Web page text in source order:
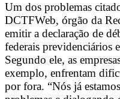
Um dos problemas
DCTFWeb, órgão da
emitir a declaração de
federais previdenciários
Segundo ele, as
exemplo, enfrentam
por fora. “Nós já